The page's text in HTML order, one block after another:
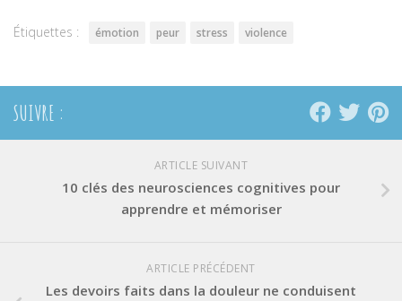
Étiquettes : émotion peur stress violence
SUIVRE :
ARTICLE SUIVANT
10 clés des neurosciences cognitives pour
apprendre et mémoriser
ARTICLE PRÉCÉDENT
Les devoirs faits dans la douleur ne conduisent